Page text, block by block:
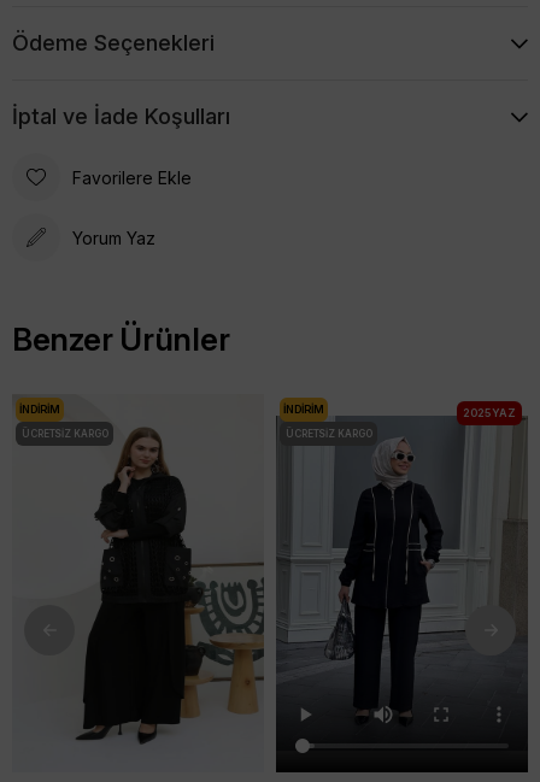
Ödeme Seçenekleri
İptal ve İade Koşulları
Favorilere Ekle
Yorum Yaz
Benzer Ürünler
İNDIRIM
ÜCRETSIZ KARGO
İNDIRIM
ÜCRETSIZ KARGO
2025 YAZ